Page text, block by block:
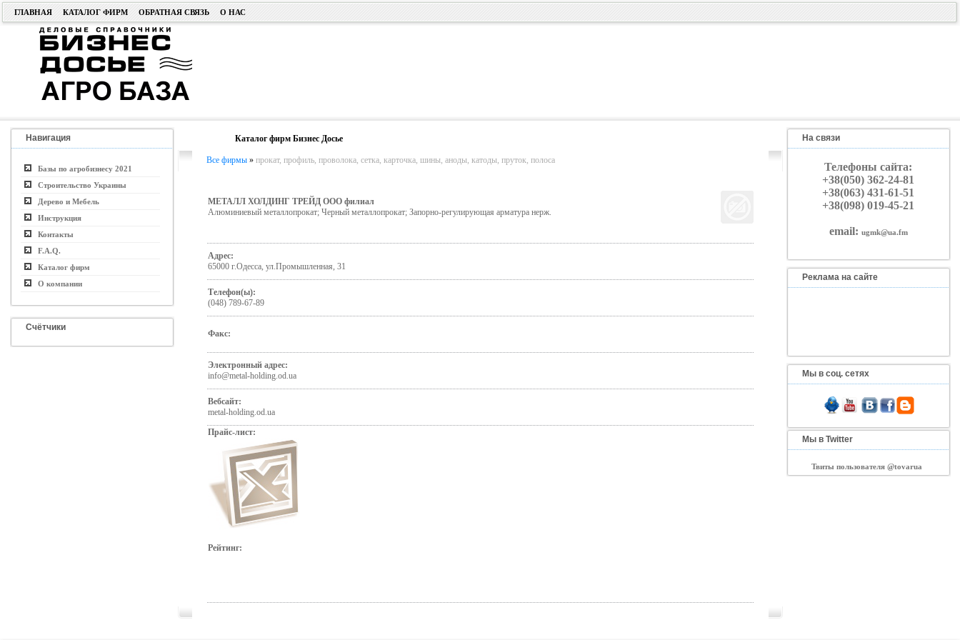
ГЛАВНАЯ КАТАЛОГ ФИРМ ОБРАТНАЯ СВЯЗЬ О НАС
Навигация
Базы по агробизнесу 2021
Строительство Украины
Дерево и Мебель
Инструкция
Контакты
F.A.Q.
Каталог фирм
О компании
Счётчики
Каталог фирм Бизнес Досье
Все фирмы» прокат, профиль, проволока, сетка, карточка, шины, аноды, катоды, пруток, полоса
МЕТАЛЛ ХОЛДИНГ ТРЕЙД ООО филиал
Алюминиевый металлопрокат; Черный металлопрокат; Запорно-регулирующая арматура нерж.
Адрес:
65000 г.Одесса, ул.Промышленная, 31
Телефон(ы):
(048) 789-67-89
Факс:
Электронный адрес:
info@metal-holding.od.ua
Вебсайт:
metal-holding.od.ua
Прайс-лист:
Рейтинг:
На связи
Телефоны сайта:
+38(050) 362-24-81
+38(063) 431-61-51
+38(098) 019-45-21
email: ugmk@ua.fm
Реклама на сайте
Мы в соц. сетях
Мы в Twitter
Твиты пользователя @tovarua